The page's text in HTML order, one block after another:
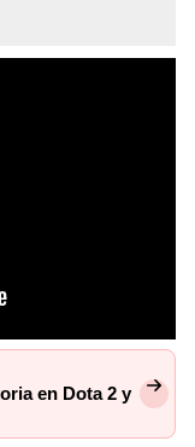
en Dota 2 y